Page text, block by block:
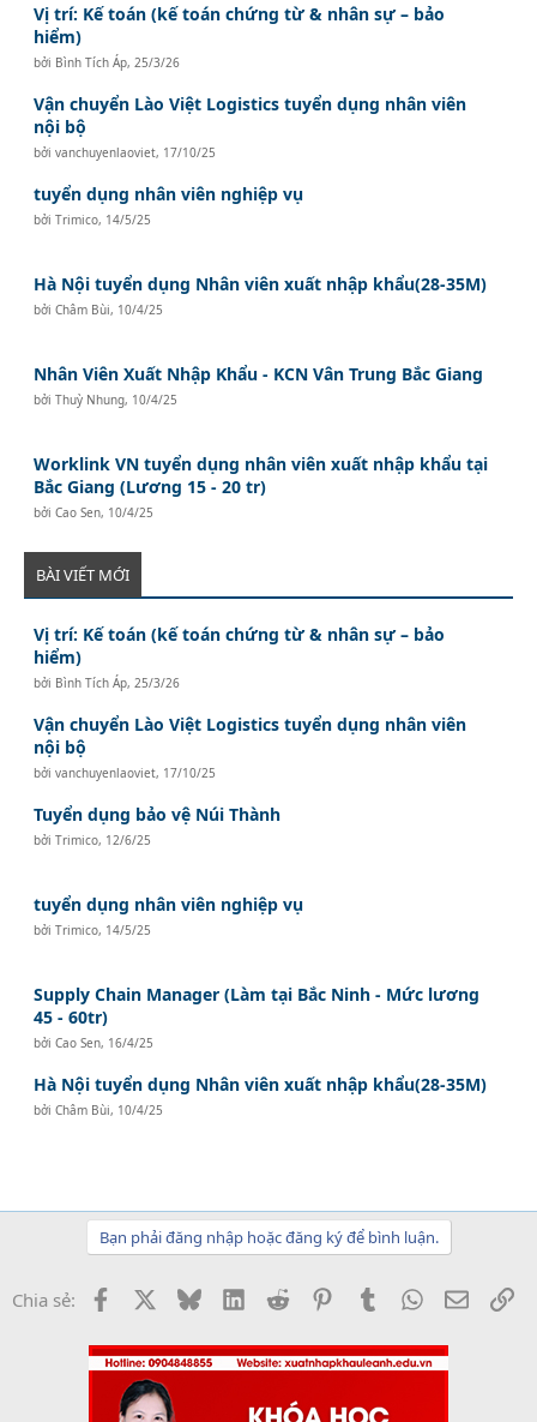
Vị trí: Kế toán (kế toán chứng từ & nhân sự – bảo
hiểm)
bởi Bình Tích Áp, 25/3/26
Vận chuyển Lào Việt Logistics tuyển dụng nhân viên
nội bộ
bởivanchuyenlaoviet, 17/10/25
tuyển dụng nhân viên nghiệp vụ
bởiTrimico, 14/5/25
Hà Nội tuyển dụng Nhân viên xuất nhập khẩu(28-35M)
bởiChâm Bùi, 10/4/25
Nhân Viên Xuất Nhập Khẩu - KCN Vân Trung Bắc Giang
bởiThuỳ Nhung, 10/4/25
Worklink VN tuyển dụng nhân viên xuất nhập khẩu tại
Bắc Giang (Lương 15 - 20 tr)
bởiCao Sen, 10/4/25
BÀI VIẾT MỚI
Vị trí: Kế toán (kế toán chứng từ & nhân sự – bảo
hiểm)
bởi Bình Tích Áp, 25/3/26
Vận chuyển Lào Việt Logistics tuyển dụng nhân viên
nội bộ
bởivanchuyenlaoviet, 17/10/25
Tuyển dụng bảo vệ Núi Thành
bởiTrimico, 12/6/25
tuyển dụng nhân viên nghiệp vụ
bởiTrimico, 14/5/25
Supply Chain Manager (Làm tại Bắc Ninh - Mức lương
45 - 60tr)
bởiCao Sen, 16/4/25
Hà Nội tuyển dụng Nhân viên xuất nhập khẩu(28-35M)
bởiChâm Bùi, 10/4/25
Bạn phải đăng nhập hoặc đăng ký để bình luận.
Chia sẻ: Facebook BlueskyLinkedInReddit PinterestTumblrWhatsApp
Email